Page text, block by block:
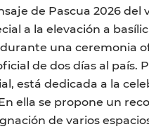
de Pascua 2026
a la elevación a
una ceremonia
de dos días al
está dedicada a la
ella se propone un
de varios